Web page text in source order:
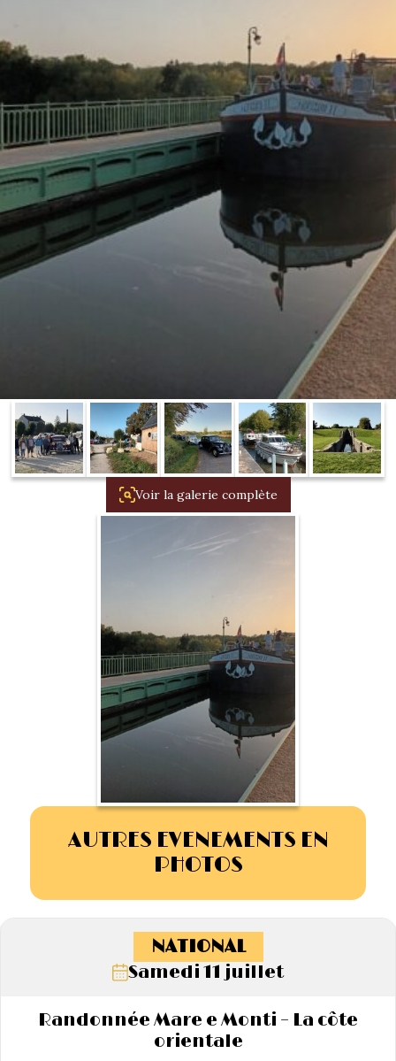
La Boutique
Les pièces
L’assurance
Liens
Les salons
La traction
La Traction des
membres
Bibliographie
Présentation 7
1934/1941
Evolution 11 –
1945/1952
Evolution 11 –
La 15/6 D –
1947/1955
La 15/6 H –
1954/1956
Voir la galerie complète
AUTRES EVENEMENTS EN
PHOTOS
NATIONAL
Samedi 11 juillet
Randonnée Mare e Monti – La côte
orientale